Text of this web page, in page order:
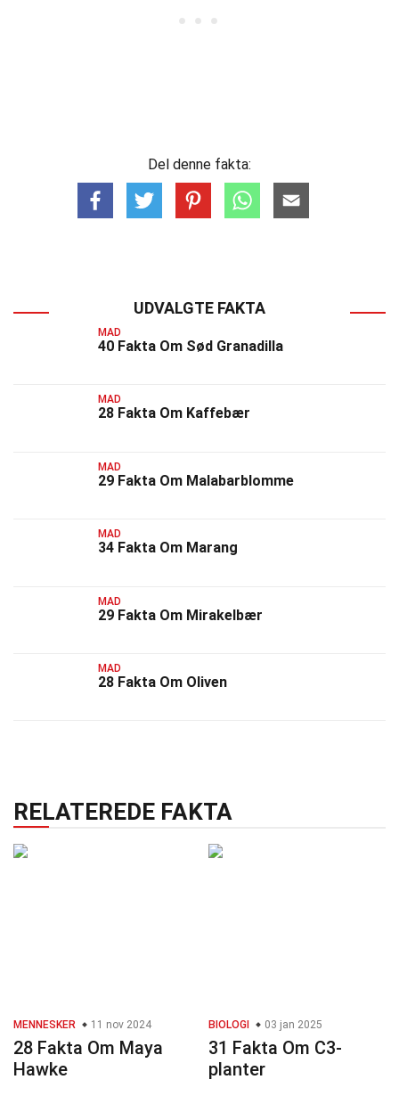
Del denne fakta:
UDVALGTE FAKTA
MAD
40 Fakta Om Sød Granadilla
MAD
28 Fakta Om Kaffebær
MAD
29 Fakta Om Malabarblomme
MAD
34 Fakta Om Marang
MAD
29 Fakta Om Mirakelbær
MAD
28 Fakta Om Oliven
RELATEREDE FAKTA
MENNESKER 11 nov 2024
28 Fakta Om Maya
Hawke
BIOLOGI 03 jan 2025
31 Fakta Om C3-
planter